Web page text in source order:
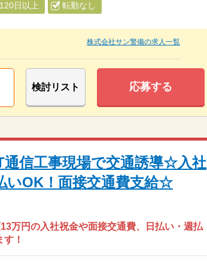
日以上 転勤なし
株式会社サン警備の求人一覧
検討リスト 応募する
通信工事現場で交通誘導☆入社
いOK！面接交通費支給☆
円の入社祝金や面接交通費、日払い・週払
！